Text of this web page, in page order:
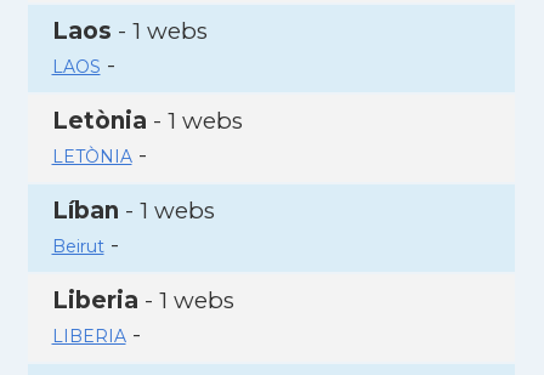
Laos - 1 webs
LAOS -
Letònia - 1 webs
LETÒNIA-
Líban - 1 webs
Beirut-
Liberia - 1 webs
LIBERIA-